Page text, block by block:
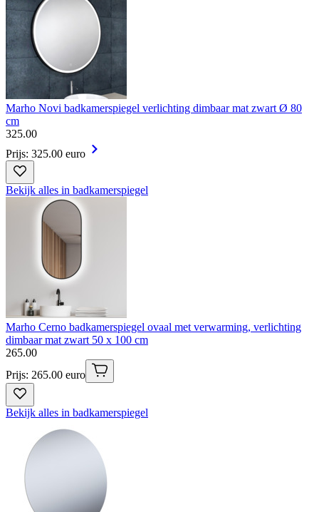
Marho Novi badkamerspiegel verlichting dimbaar mat zwart Ø 80
cm
325.00
Prijs: 325.00 euro
Bekijk alles in badkamerspiegel
Marho Cerno badkamerspiegel ovaal met verwarming, verlichting
dimbaar mat zwart 50 x 100 cm
265.00
Prijs: 265.00 euro
Bekijk alles in badkamerspiegel